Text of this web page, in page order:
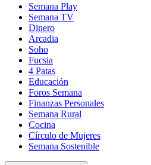
Semana Play
Semana TV
Dinero
Arcadia
Soho
in
new
window
Fucsia
in
new
window
4 Patas
Educación
Foros Semana
Finanzas Personales
Semana Rural
Cocina
Círculo de Mujeres
Semana Sostenible